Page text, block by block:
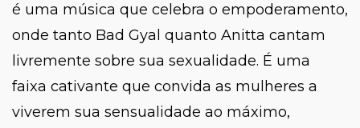
é uma música que celebra o empoderamento,
onde tanto Bad Gyal quanto Anitta cantam
livremente sobre sua sexualidade. É uma
faixa cativante que convida as mulheres a
viverem sua sensualidade ao máximo,